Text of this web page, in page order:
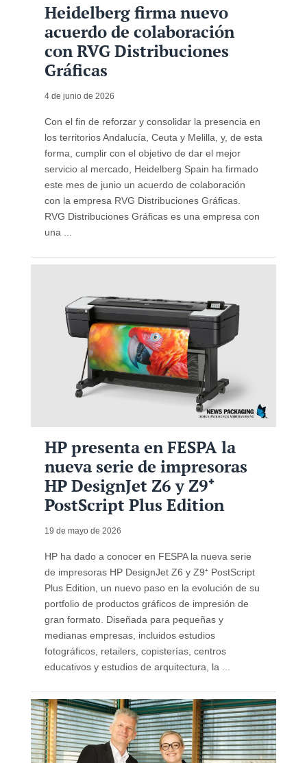
Heidelberg firma nuevo
acuerdo de colaboración
con RVG Distribuciones
Gráficas
4 de junio de 2026
Con el fin de reforzar y consolidar la presencia en
los territorios Andalucía, Ceuta y Melilla, y, de esta
forma, cumplir con el objetivo de dar el mejor
servicio al mercado, Heidelberg Spain ha firmado
este mes de junio un acuerdo de colaboración
con la empresa RVG Distribuciones Gráficas.
RVG Distribuciones Gráficas es una empresa con
una ...
HP presenta en FESPA la
nueva serie de impresoras
HP DesignJet Z6 y Z9⁺
PostScript Plus Edition
19 de mayo de 2026
HP ha dado a conocer en FESPA la nueva serie
de impresoras HP DesignJet Z6 y Z9⁺ PostScript
Plus Edition, un nuevo paso en la evolución de su
portfolio de productos gráficos de impresión de
gran formato. Diseñada para pequeñas y
medianas empresas, incluidos estudios
fotográficos, retailers, copisterías, centros
educativos y estudios de arquitectura, la ...